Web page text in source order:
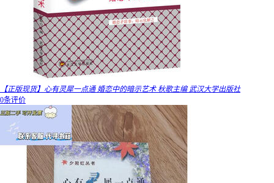
【正版现货】心有灵犀一点通 婚恋中的暗示艺术 秋歌主编 武汉大学出版社
0条评价